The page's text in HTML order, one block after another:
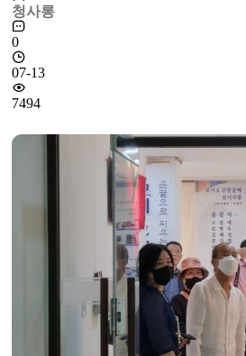
청사롱
0
07-13
7494